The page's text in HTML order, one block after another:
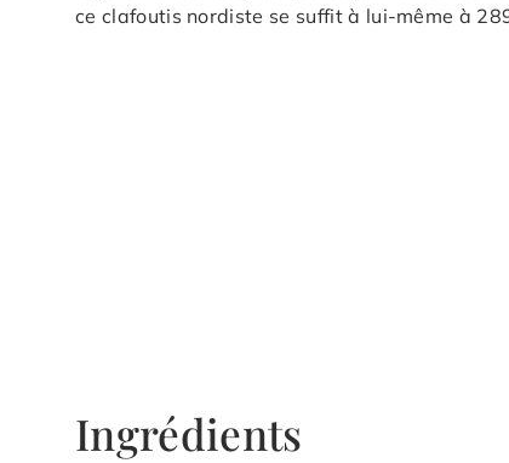
ce clafoutis nordiste se suffit à lui-même à
Ingrédients